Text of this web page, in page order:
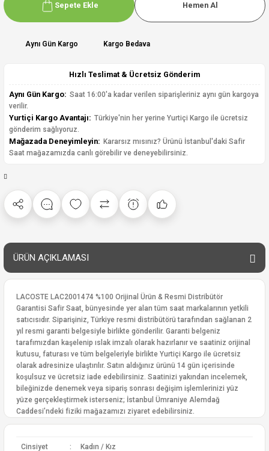
Sepete Ekle Hemen Al
Aynı Gün Kargo Kargo Bedava
Hızlı Teslimat & Ücretsiz Gönderim
Aynı Gün Kargo: Saat 16:00'a kadar verilen siparişleriniz aynı gün kargoya
verilir.
Yurtiçi Kargo Avantajı: Türkiye'nin her yerine Yurtiçi Kargo ile ücretsiz
gönderim sağlıyoruz.
Mağazada Deneyimleyin: Kararsız mısınız? Ürünü İstanbul'daki Safir
Saat mağazamızda canlı görebilir ve deneyebilirsiniz.
ÜRÜN AÇIKLAMASI
LACOSTE LAC2001474 %100 Orijinal Ürün & Resmi Distribütör
Garantisi Safir Saat, bünyesinde yer alan tüm saat markalarının yetkili
satıcısıdır. Siparişiniz, Türkiye resmi distribütörü tarafından sağlanan 2
yıl resmi garanti belgesiyle birlikte gönderilir. Garanti belgeniz
tarafımızdan kaşelenip ıslak imzalı olarak hazırlanır ve saatiniz orijinal
kutusu, faturası ve tüm belgeleriyle birlikte Yurtiçi Kargo ile ücretsiz
olarak adresinize ulaştırılır. Satın aldığınız ürünü 14 gün içerisinde
koşulsuz ve ücretsiz iade edebilirsiniz. Saatinizi yakından incelemek,
bileğinizde denemek veya sipariş sonrası değişim işlemlerinizi yüz
yüze gerçekleştirmek isterseniz; İstanbul Ümraniye Alemdağ
Caddesi’ndeki fiziki mağazamızı ziyaret edebilirsiniz.
Cinsiyet : Kadın / Kız